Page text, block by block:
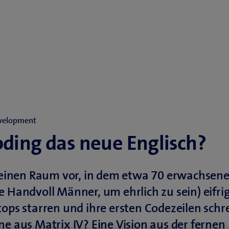
das neue Englisch?
Raum vor, in dem etwa 70
Handvoll Männer, um ehrlich zu sein)
starren und ihre ersten Codezeilen
aus Matrix IV? Eine Vision aus der fernen